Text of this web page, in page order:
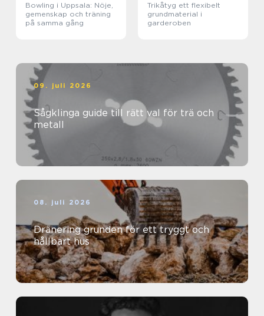
Bowling i Uppsala: Nöje,
gemenskap och träning
på samma gång
Trikåtyg ett flexibelt
grundmaterial i
garderoben
09. juli 2026
Sågklinga guide till rätt val för trä och
metall
08. juli 2026
Dränering grunden för ett tryggt och
hållbart hus